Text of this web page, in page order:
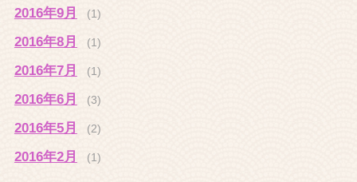
2016年9月 (1)
2016年8月 (1)
2016年7月 (1)
2016年6月 (3)
2016年5月 (2)
2016年2月 (1)